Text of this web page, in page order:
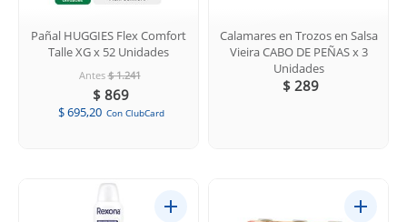
Pañal HUGGIES Flex Comfort
Talle XG x 52 Unidades
Antes $ 1.241
$ 869
$ 695,20 Con ClubCard
Calamares en Trozos en Salsa
Vieira CABO DE PEÑAS x 3
Unidades
$ 289